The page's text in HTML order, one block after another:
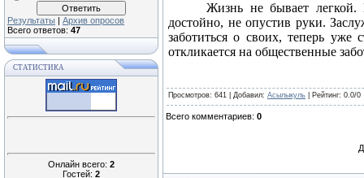
Результаты | Архив опросов
Всего ответов: 47
СТАТИСТИКА
Онлайн всего: 2
Гостей: 2
Жизнь не бывает легкой.
достойно, не опустив руки.
заботиться о своих, теперь уже
откликается на общественные
Просмотров: 641 | Добавил: Асылыкуль Рейтинг: 0.0/0
Всего комментариев: 0